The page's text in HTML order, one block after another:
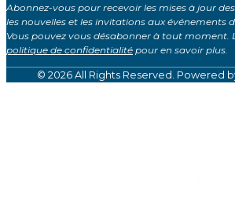
(Global)
Abonnez-vous pour recevoir les mises à jour
les nouvelles et les invitations aux événements
Vous pouvez vous désabonner à tout moment.
politique de confidentialité pour en savoir plus.
© 2026 All Rights Reserved. Powered